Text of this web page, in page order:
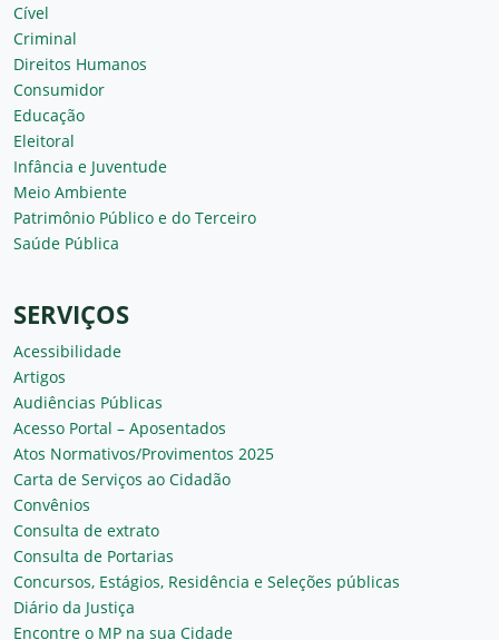
Cível
Criminal
Direitos Humanos
Consumidor
Educação
Eleitoral
Infância e Juventude
Meio Ambiente
Patrimônio Público e do Terceiro
Saúde Pública
SERVIÇOS
Acessibilidade
Artigos
Audiências Públicas
Acesso Portal – Aposentados
Atos Normativos/Provimentos 2025
Carta de Serviços ao Cidadão
Convênios
Consulta de extrato
Consulta de Portarias
Concursos, Estágios, Residência e Seleções públicas
Diário da Justiça
Encontre o MP na sua Cidade